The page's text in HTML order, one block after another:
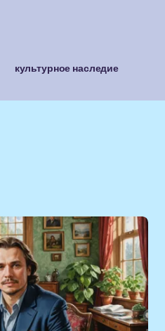
культурное наследие